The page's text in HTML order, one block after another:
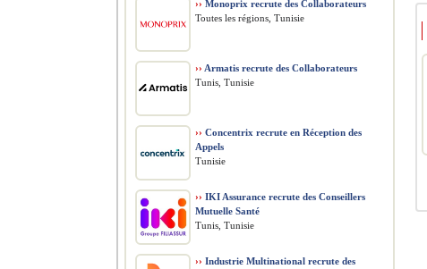
›› Monoprix recrute des Collaborateurs
Toutes les régions, Tunisie
›› Armatis recrute des Collaborateurs
Tunis, Tunisie
›› Concentrix recrute en Réception des
Appels
Tunisie
›› IKI Assurance recrute des Conseillers
Mutuelle Santé
Tunis, Tunisie
›› Industrie Multinational recrute des